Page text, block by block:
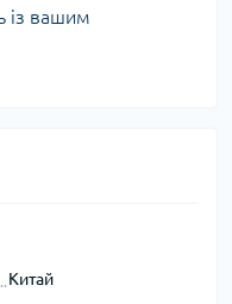
із вашим
Китай